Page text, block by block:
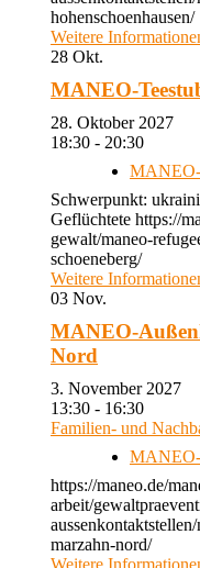
hohenschoenhausen/
Weitere
28 Okt.
MANEO-
28. Oktober 2027
18:30 - 20:30
MANEO-
Schwerpunkt:
Geflüchtete https://
gewalt/maneo-
schoeneberg/
Weitere
03 Nov.
MANEO-
Nord
3. November 2027
13:30 - 16:30
Familien- und
MANEO-
https://maneo.de/
arbeit/
marzahn-nord/
Weitere